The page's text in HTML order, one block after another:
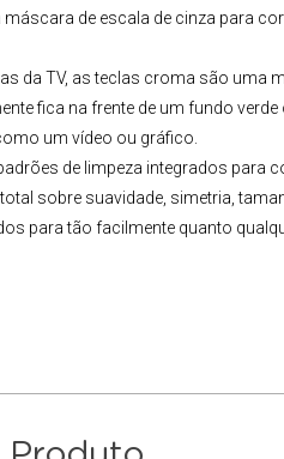
de escala de cinza para
da TV, as teclas croma são uma
fica na frente de um fundo
um vídeo ou gráfico.
de limpeza integrados para
sobre suavidade, simetria,
para tão facilmente quanto